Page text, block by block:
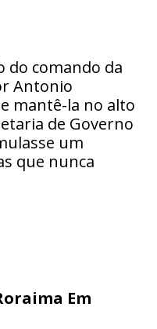
do comando da
Antonio
mantê-la no alto
de Governo
um
que nunca
Em